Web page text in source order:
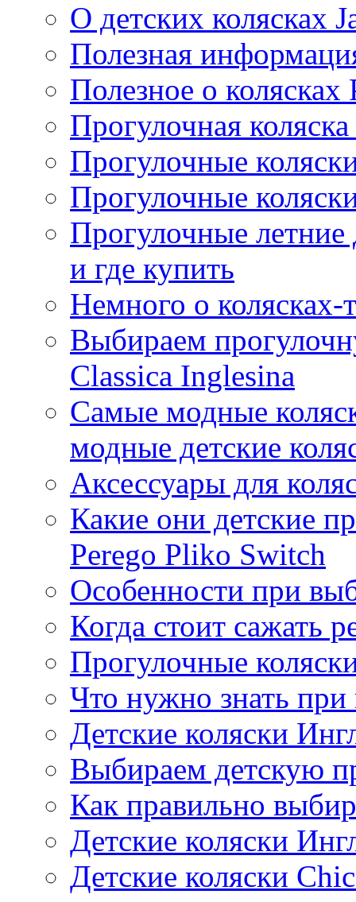
О детских колясках
Полезная
Полезное о колясках
Прогулочная
Прогулочные
Прогулочные
Прогулочные летние
и где купить
Немного о колясках-
Выбираем
Classica Inglesina
Самые модные
модные детские
Аксессуары для
Какие они детские
Perego Pliko Switch
Особенности при
Когда стоит сажать
Прогулочные
Что нужно знать при
Детские коляски
Выбираем детскую
Как правильно
Детские коляски
Детские коляски